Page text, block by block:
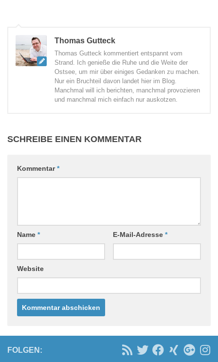
Thomas Gutteck
Thomas Gutteck kommentiert entspannt vom
Strand. Ich genieße die Ruhe und die Weite der
Ostsee, um mir über einiges Gedanken zu machen.
Nur ein Bruchteil davon landet hier im Blog.
Manchmal will ich berichten, manchmal provozieren
und manchmal mich einfach nur auskotzen.
SCHREIBE EINEN KOMMENTAR
Kommentar*
Name * E-Mail-Adresse *
Website
FOLGEN: